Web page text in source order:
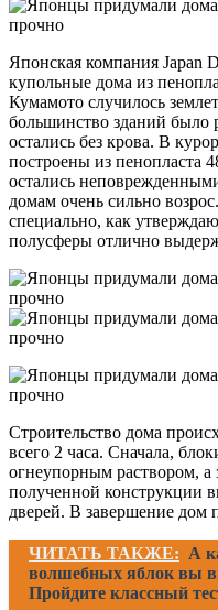
Японская компания Japan
купольные дома из
Кумамото случилось
большинство зданий было
остались без крова. В
построены из пенопласта
остались
домам очень сильно
специально, как
полусферы отлично
Строительство дома
всего 2 часа. Сначала,
огнеупорным раствором, а
полученной конструкции
дверей. В завершение дом
ЧИТАТЬ ТАКЖЕ: А
волшебных яблок вы
Пройдите классный